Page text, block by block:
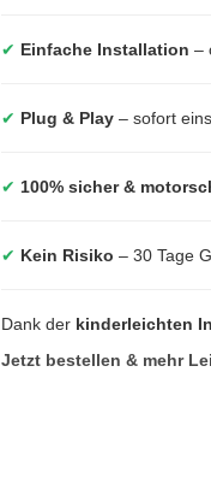
✔ Einfache Installation –
✔ Plug & Play – sofort
✔ 100% sicher &
✔ Kein Risiko – 30 Tage
Dank der kinderleichten
Jetzt bestellen & mehr